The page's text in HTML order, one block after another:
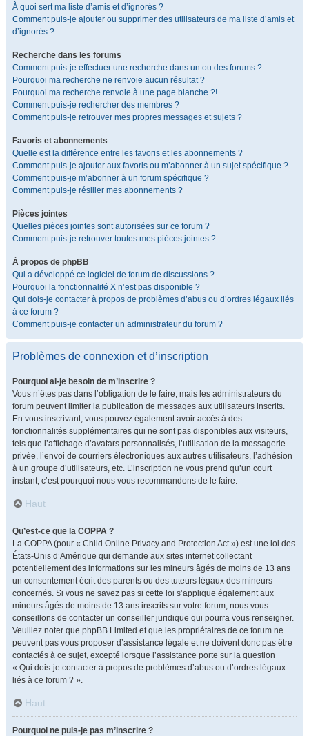
À quoi sert ma liste d’amis et d’ignorés ?
Comment puis-je ajouter ou supprimer des utilisateurs de ma liste d’amis et
d’ignorés ?
Recherche dans les forums
Comment puis-je effectuer une recherche dans un ou des forums ?
Pourquoi ma recherche ne renvoie aucun résultat ?
Pourquoi ma recherche renvoie à une page blanche ?!
Comment puis-je rechercher des membres ?
Comment puis-je retrouver mes propres messages et sujets ?
Favoris et abonnements
Quelle est la différence entre les favoris et les abonnements ?
Comment puis-je ajouter aux favoris ou m’abonner à un sujet spécifique ?
Comment puis-je m’abonner à un forum spécifique ?
Comment puis-je résilier mes abonnements ?
Pièces jointes
Quelles pièces jointes sont autorisées sur ce forum ?
Comment puis-je retrouver toutes mes pièces jointes ?
À propos de phpBB
Qui a développé ce logiciel de forum de discussions ?
Pourquoi la fonctionnalité X n’est pas disponible ?
Qui dois-je contacter à propos de problèmes d’abus ou d’ordres légaux liés
à ce forum ?
Comment puis-je contacter un administrateur du forum ?
Problèmes de connexion et d’inscription
Pourquoi ai-je besoin de m’inscrire ?
Vous n’êtes pas dans l’obligation de le faire, mais les administrateurs du
forum peuvent limiter la publication de messages aux utilisateurs inscrits.
En vous inscrivant, vous pouvez également avoir accès à des
fonctionnalités supplémentaires qui ne sont pas disponibles aux visiteurs,
tels que l’affichage d’avatars personnalisés, l’utilisation de la messagerie
privée, l’envoi de courriers électroniques aux autres utilisateurs, l’adhésion
à un groupe d’utilisateurs, etc. L’inscription ne vous prend qu’un court
instant, c’est pourquoi nous vous recommandons de le faire.
Haut
Qu’est-ce que la COPPA ?
La COPPA (pour « Child Online Privacy and Protection Act ») est une loi des
États-Unis d’Amérique qui demande aux sites internet collectant
potentiellement des informations sur les mineurs âgés de moins de 13 ans
un consentement écrit des parents ou des tuteurs légaux des mineurs
concernés. Si vous ne savez pas si cette loi s’applique également aux
mineurs âgés de moins de 13 ans inscrits sur votre forum, nous vous
conseillons de contacter un conseiller juridique qui pourra vous renseigner.
Veuillez noter que phpBB Limited et que les propriétaires de ce forum ne
peuvent pas vous proposer d’assistance légale et ne doivent donc pas être
contactés à ce sujet, excepté lorsque l’assistance porte sur la question
« Qui dois-je contacter à propos de problèmes d’abus ou d’ordres légaux
liés à ce forum ? ».
Haut
Pourquoi ne puis-je pas m’inscrire ?